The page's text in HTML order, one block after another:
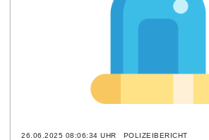
26.06.2025 08:06:34 UHR POLIZEIBERICHT